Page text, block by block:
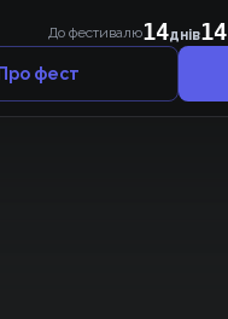
До фестивалю14днів14
фест